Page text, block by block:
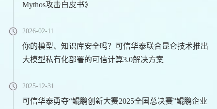
Mythos攻击白皮书》
2026-02-11
你的模型、知识库安全吗？可信华泰联合昆仑技术推出
大模型私有化部署的可信计算3.0解决方案
2025-12-31
可信华泰勇夺“鲲鹏创新大赛2025全国总决赛”鲲鹏企业